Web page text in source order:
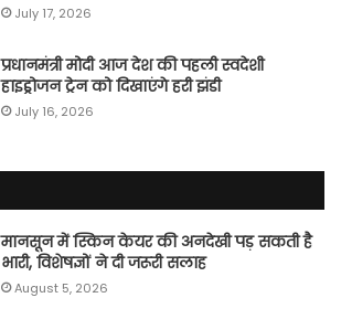
July 17, 2026
प्रधानमंत्री मोदी आज देश की पहली स्वदेशी
हाइड्रोजन ट्रेन को दिखाएंगे हरी झंडी
July 16, 2026
मानसून में स्किन केयर की अनदेखी पड़ सकती है
भारी, विशेषज्ञों ने दी जरूरी सलाह
August 5, 2026